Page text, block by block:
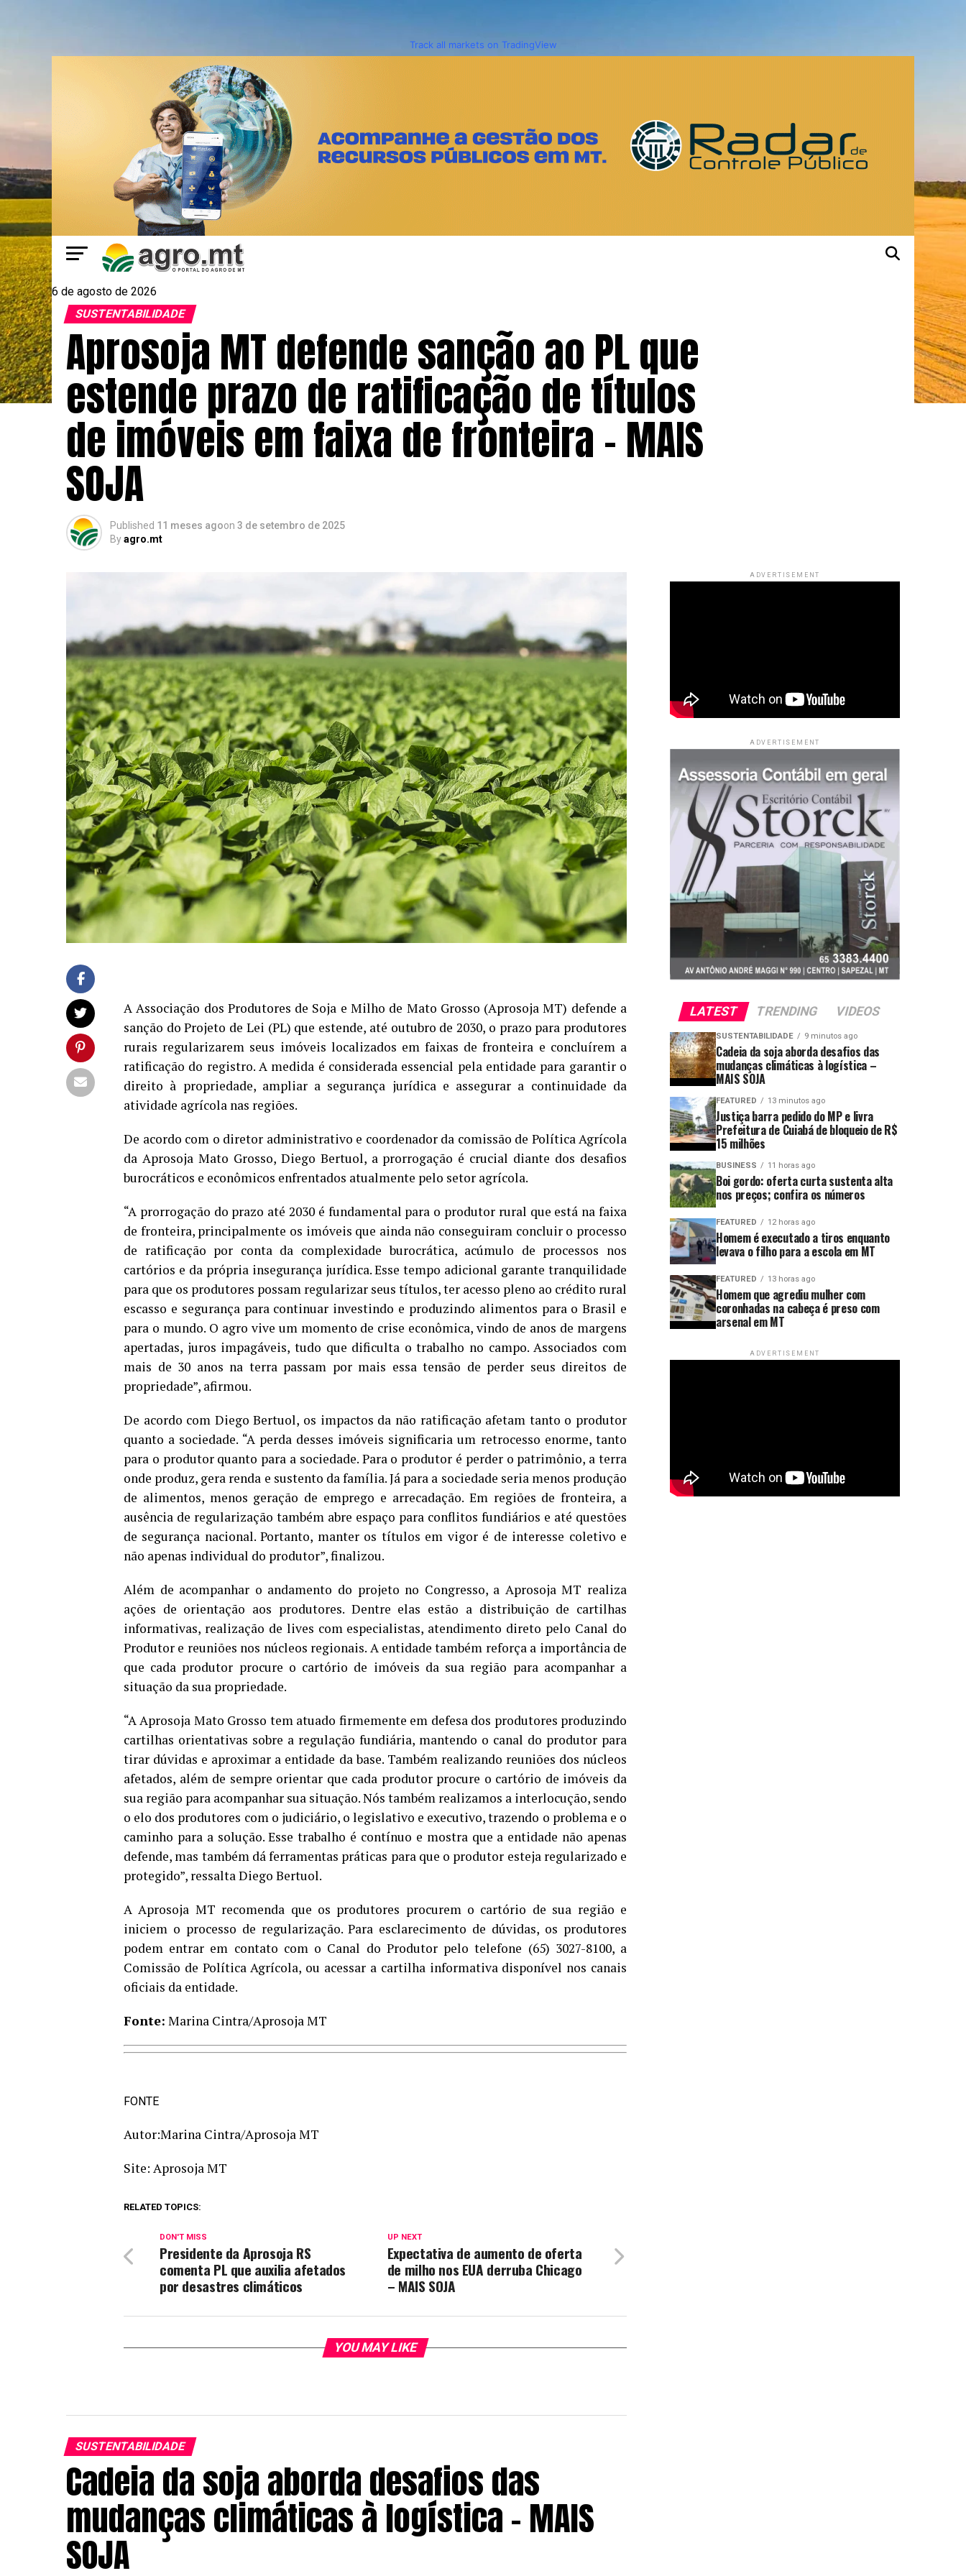
Track all markets on TradingView
6 de agosto de 2026
SUSTENTABILIDADE
Aprosoja MT defende sanção ao PL que
estende prazo de ratificação de títulos
de imóveis em faixa de fronteira – MAIS
SOJA
Published 11 meses agoon 3 de setembro de 2025
Byagro.mt
A Associação dos Produtores de Soja e Milho de Mato Grosso (Aprosoja MT) defende a
sanção do Projeto de Lei (PL) que estende, até outubro de 2030, o prazo para produtores
rurais regularizarem seus imóveis localizados em faixas de fronteira e concluírem a
ratificação do registro. A medida é considerada essencial pela entidade para garantir o
direito à propriedade, ampliar a segurança jurídica e assegurar a continuidade da
atividade agrícola nas regiões.
De acordo com o diretor administrativo e coordenador da comissão de Política Agrícola
da Aprosoja Mato Grosso, Diego Bertuol, a prorrogação é crucial diante dos desafios
burocráticos e econômicos enfrentados atualmente pelo setor agrícola.
“A prorrogação do prazo até 2030 é fundamental para o produtor rural que está na faixa
de fronteira, principalmente os imóveis que ainda não conseguiram concluir o processo
de ratificação por conta da complexidade burocrática, acúmulo de processos nos
cartórios e da própria insegurança jurídica. Esse tempo adicional garante tranquilidade
para que os produtores possam regularizar seus títulos, ter acesso pleno ao crédito rural
escasso e segurança para continuar investindo e produzindo alimentos para o Brasil e
para o mundo. O agro vive um momento de crise econômica, vindo de anos de margens
apertadas, juros impagáveis, tudo que dificulta o trabalho no campo. Associados com
mais de 30 anos na terra passam por mais essa tensão de perder seus direitos de
propriedade”, afirmou.
De acordo com Diego Bertuol, os impactos da não ratificação afetam tanto o produtor
quanto a sociedade. “A perda desses imóveis significaria um retrocesso enorme, tanto
para o produtor quanto para a sociedade. Para o produtor é perder o patrimônio, a terra
onde produz, gera renda e sustento da família. Já para a sociedade seria menos produção
de alimentos, menos geração de emprego e arrecadação. Em regiões de fronteira, a
ausência de regularização também abre espaço para conflitos fundiários e até questões
de segurança nacional. Portanto, manter os títulos em vigor é de interesse coletivo e
não apenas individual do produtor”, finalizou.
Além de acompanhar o andamento do projeto no Congresso, a Aprosoja MT realiza
ações de orientação aos produtores. Dentre elas estão a distribuição de cartilhas
informativas, realização de lives com especialistas, atendimento direto pelo Canal do
Produtor e reuniões nos núcleos regionais. A entidade também reforça a importância de
que cada produtor procure o cartório de imóveis da sua região para acompanhar a
situação da sua propriedade.
“A Aprosoja Mato Grosso tem atuado firmemente em defesa dos produtores produzindo
cartilhas orientativas sobre a regulação fundiária, mantendo o canal do produtor para
tirar dúvidas e aproximar a entidade da base. Também realizando reuniões dos núcleos
afetados, além de sempre orientar que cada produtor procure o cartório de imóveis da
sua região para acompanhar sua situação. Nós também realizamos a interlocução, sendo
o elo dos produtores com o judiciário, o legislativo e executivo, trazendo o problema e o
caminho para a solução. Esse trabalho é contínuo e mostra que a entidade não apenas
defende, mas também dá ferramentas práticas para que o produtor esteja regularizado e
protegido”, ressalta Diego Bertuol.
A Aprosoja MT recomenda que os produtores procurem o cartório de sua região e
iniciem o processo de regularização. Para esclarecimento de dúvidas, os produtores
podem entrar em contato com o Canal do Produtor pelo telefone (65) 3027-8100, a
Comissão de Política Agrícola, ou acessar a cartilha informativa disponível nos canais
oficiais da entidade.
Fonte: Marina Cintra/Aprosoja MT
FONTE
Autor:Marina Cintra/Aprosoja MT
Site: Aprosoja MT
RELATED TOPICS:
UP NEXT
Expectativa de aumento de oferta
de milho nos EUA derruba Chicago
– MAIS SOJA
DON'T MISS
Presidente da Aprosoja RS
comenta PL que auxilia afetados
por desastres climáticos
YOU MAY LIKE
SUSTENTABILIDADE
Cadeia da soja aborda desafios das
mudanças climáticas à logística – MAIS
SOJA
ADVERTISEMENT
ADVERTISEMENT
LATEST TRENDING VIDEOS
SUSTENTABILIDADE 9 minutos ago
Cadeia da soja aborda desafios das
mudanças climáticas à logística –
MAIS SOJA
FEATURED 13 minutos ago
Justiça barra pedido do MP e livra
Prefeitura de Cuiabá de bloqueio de R$
15 milhões
BUSINESS 11 horas ago
Boi gordo: oferta curta sustenta alta
nos preços; confira os números
FEATURED 12 horas ago
Homem é executado a tiros enquanto
levava o filho para a escola em MT
FEATURED 13 horas ago
Homem que agrediu mulher com
coronhadas na cabeça é preso com
arsenal em MT
ADVERTISEMENT